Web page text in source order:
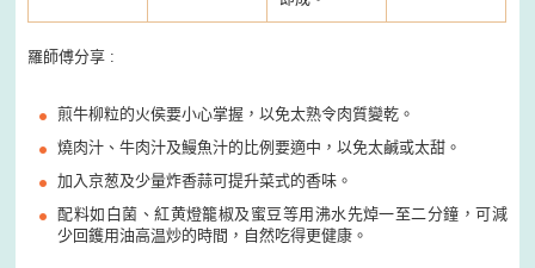
羅師傅分享 :
煎牛柳粒的火侯要小心掌握，以免太熟令肉質變乾。
燒肉汁、牛肉汁及鰻魚汁的比例要適中，以免太鹹或太甜。
加入京葱及少量炸香蒜可提升菜式的香味。
配料如白菌、紅黄燈籠椒及蜜豆等用沸水先焯一至二分鐘，可減
少回鑊用油高温炒的時間，自然吃得更健康。